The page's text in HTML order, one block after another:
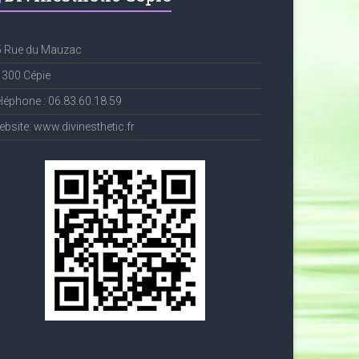
Rue du Mauzac
Cépie
: 06.83.60.18.59
www.divinesthetic.fr